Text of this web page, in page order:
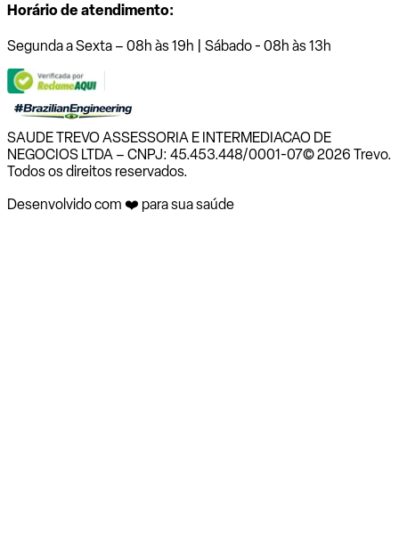
Horário de atendimento:
Segunda a Sexta – 08h às 19h | Sábado - 08h às 13h
SAUDE TREVO ASSESSORIA E INTERMEDIACAO DE
NEGOCIOS LTDA – CNPJ: 45.453.448/0001-07© 2026 Trevo.
Todos os direitos reservados.
Desenvolvido com ❤️ para sua saúde